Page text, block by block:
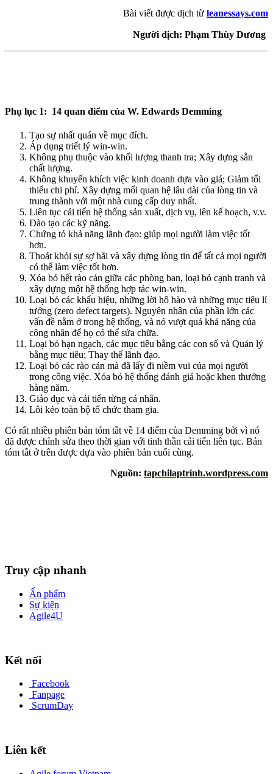
Bài viết được dịch từ leanessays.com
Người dịch: Phạm Thùy Dương
Phụ lục 1: 14 quan điểm của W. Edwards Demming
Tạo sự nhất quán về mục đích.
Áp dụng triết lý win-win.
Không phụ thuộc vào khối lượng thanh tra; Xây dựng sẵn
chất lượng.
Không khuyến khích việc kinh doanh dựa vào giá; Giảm tối
thiểu chi phí. Xây dựng mối quan hệ lâu dài của lòng tin và
trung thành với một nhà cung cấp duy nhất.
Liên tục cải tiến hệ thống sản xuất, dịch vụ, lên kế hoạch, v.v.
Đào tạo các kỹ năng.
Chứng tỏ khả năng lãnh đạo: giúp mọi người làm việc tốt
hơn.
Thoát khỏi sự sợ hãi và xây dựng lòng tin để tất cả mọi người
có thể làm việc tốt hơn.
Xóa bỏ hết rào cản giữa các phòng ban, loại bỏ cạnh tranh và
xây dựng một hệ thống hợp tác win-win.
Loại bỏ các khẩu hiệu, những lời hô hào và những mục tiêu lí
tưởng (zero defect targets). Nguyên nhân của phần lớn các
vấn đề nằm ở trong hệ thống, và nó vượt quá khả năng của
công nhân để họ có thể sửa chữa.
Loại bỏ hạn ngạch, các mục tiêu bằng các con số và Quản lý
bằng mục tiêu; Thay thế lãnh đạo.
Loại bỏ các rào cản mà đã lấy đi niềm vui của mọi người
trong công việc. Xóa bỏ hệ thống đánh giá hoặc khen thưởng
hàng năm.
Giáo dục và cải tiến từng cá nhân.
Lôi kéo toàn bộ tổ chức tham gia.
Có rất nhiều phiên bản tóm tắt về 14 điểm của Demming bởi vì nó
đã được chỉnh sửa theo thời gian với tinh thần cải tiến liên tục. Bản
tóm tắt ở trên được dựa vào phiên bản cuối cùng.
Nguồn: tapchilaptrinh.wordpress.com
Truy cập nhanh
Ấn phẩm
Sự kiện
Agile4U
Kết nối
Facebook
Fanpage
ScrumDay
Liên kết